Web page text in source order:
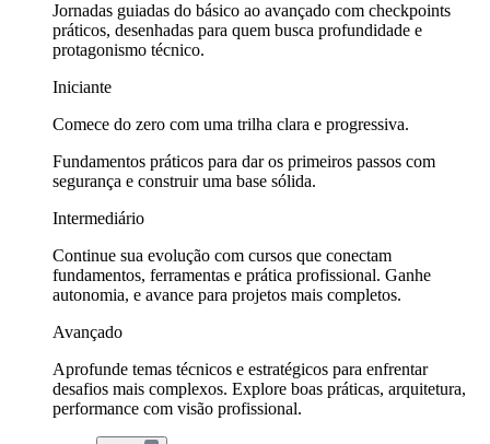
Jornadas guiadas do básico ao avançado com checkpoints
práticos, desenhadas para quem busca profundidade e
protagonismo técnico.
Iniciante
Comece do zero com uma trilha clara e progressiva.
Fundamentos práticos para dar os primeiros passos com
segurança e construir uma base sólida.
Intermediário
Continue sua evolução com cursos que conectam
fundamentos, ferramentas e prática profissional. Ganhe
autonomia, e avance para projetos mais completos.
Avançado
Aprofunde temas técnicos e estratégicos para enfrentar
desafios mais complexos. Explore boas práticas, arquitetura,
performance com visão profissional.